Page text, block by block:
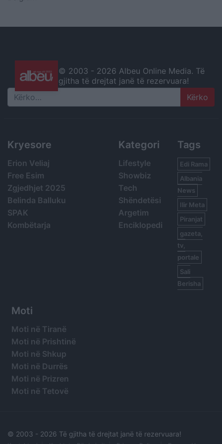
© 2003 - 2026 Albeu Online Media. Të
gjitha të drejtat janë të rezervuara!
Search
Kryesore
Erion Veliaj
Free Esim
Zgjedhjet 2025
Belinda Balluku
SPAK
Kombëtarja
Kategori
Lifestyle
Showbiz
Tech
Shëndetësi
Argetim
Enciklopedi
Tags
Edi Rama
Albania
News
Ilir Meta
Piranjat
gazeta,
tv,
portale
Sali
Berisha
Moti
Moti në Tiranë
Moti në Prishtinë
Moti në Shkup
Moti në Durrës
Moti në Prizren
Moti në Tetovë
© 2003 - 2026 Të gjitha të drejtat janë të rezervuara!